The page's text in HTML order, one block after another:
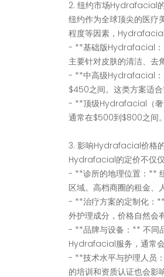
2. 纽约市场Hydrafacial
纽约作为全球顶尖的医疗
程度等因素，
- **基础版Hydrafacial：
主要针对皮肤的清洁、去
- **中高级Hydrafacial：
$450之间。这类方案适
- **顶级Hydrafacial（奢
通常在$500到$800之间
3. 影响Hydrafacial价格
Hydrafacial的定价不仅仅
- **诊所的地理位置：**
区域。高档商圈的租金、
- **治疗方案的定制化：
外护理成分，价格自然会
- **品牌与设备：** 不同
Hydrafacial服务，通常会
- **技术水平与护理人员
的培训和资质认证也会影